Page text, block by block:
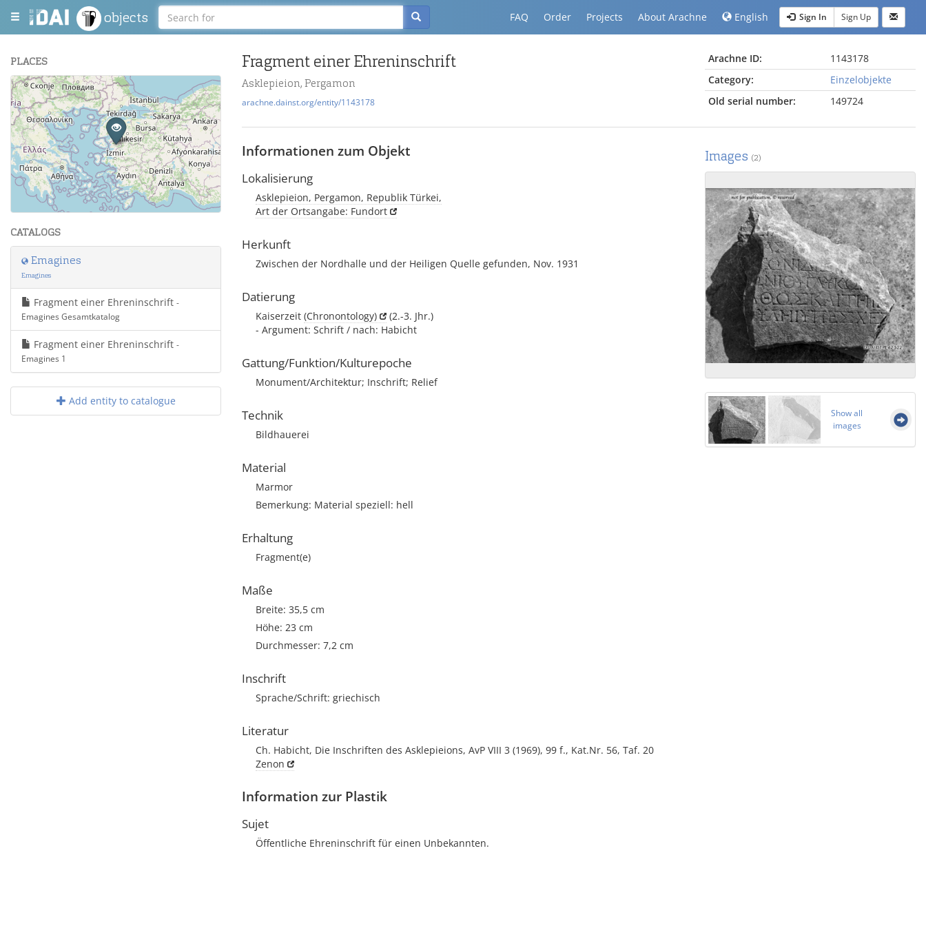
objects FAQ Order Projects About Arachne English Sign In Sign Up
PLACES
+
−
Leaflet | Maps and Data ©OpenStreetMap.
CATALOGS
Emagines
Emagines
Fragment einer Ehreninschrift -
Emagines Gesamtkatalog
Fragment einer Ehreninschrift -
Emagines 1
Add entity to catalogue
Fragment einer Ehreninschrift
Asklepieion, Pergamon
arachne.dainst.org/entity/1143178
Arachne ID:
1143178
Category:
Einzelobjekte
Old serial number:
149724
Informationen zum Objekt
Lokalisierung
Asklepieion, Pergamon, Republik Türkei,
Art der Ortsangabe: Fundort
Herkunft
Zwischen der Nordhalle und der Heiligen Quelle gefunden, Nov. 1931
Datierung
Kaiserzeit (Chronontology)
(2.-3. Jhr.)
- Argument: Schrift / nach: Habicht
Gattung/Funktion/Kulturepoche
Monument/Architektur; Inschrift; Relief
Technik
Bildhauerei
Material
Marmor
Bemerkung: Material speziell: hell
Erhaltung
Fragment(e)
Maße
Breite: 35,5 cm
Höhe: 23 cm
Durchmesser: 7,2 cm
Inschrift
Sprache/Schrift: griechisch
Literatur
Ch. Habicht, Die Inschriften des Asklepieions, AvP VIII 3 (1969), 99 f., Kat.Nr. 56, Taf. 20
Zenon
Information zur Plastik
Sujet
Öffentliche Ehreninschrift für einen Unbekannten.
Images (2)
Show all
images